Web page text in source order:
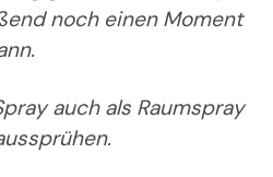
noch einen Moment
auch als Raumspray